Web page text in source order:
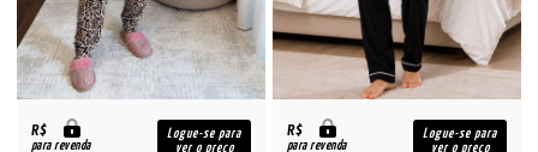
R$
para revenda
Logue-se para
ver o preço
R$
para revenda
Logue-se para
ver o preço